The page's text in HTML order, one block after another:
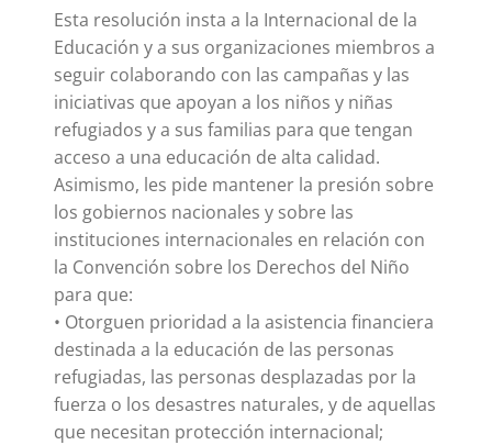
Esta resolución insta a la Internacional de la
Educación y a sus organizaciones miembros a
seguir colaborando con las campañas y las
iniciativas que apoyan a los niños y niñas
refugiados y a sus familias para que tengan
acceso a una educación de alta calidad.
Asimismo, les pide mantener la presión sobre
los gobiernos nacionales y sobre las
instituciones internacionales en relación con
la Convención sobre los Derechos del Niño
para que:
• Otorguen prioridad a la asistencia financiera
destinada a la educación de las personas
refugiadas, las personas desplazadas por la
fuerza o los desastres naturales, y de aquellas
que necesitan protección internacional;